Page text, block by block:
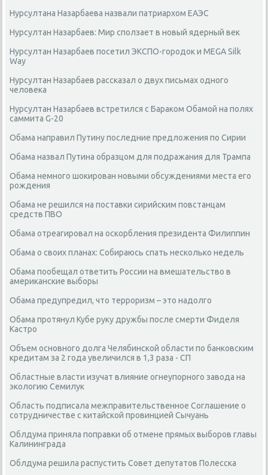
Нурсултана Назарбаева назвали патриархом ЕАЭС
Нурсултан Назарбаев: Мир сползает в новый ядерный век
Нурсултан Назарбаев посетил ЭКСПО-городок и MEGA Silk
Way
Нурсултан Назарбаев рассказал о двух письмах одного
человека
Нурсултан Назарбаев встретился с Бараком Обамой на полях
саммита G-20
Обама направил Путину последние предложения по Сирии
Обама назвал Путина образцом для подражания для Трампа
Обама немного шокирован новыми обсуждениями места его
рождения
Обама не решился на поставки сирийским повстанцам
средств ПВО
Обама отреагировал на оскорбления президента Филиппин
Обама о своих планах: Собираюсь спать несколько недель
Обама пообещал ответить России на вмешательство в
американские выборы
Обама предупредил, что терроризм – это надолго
Обама протянул Кубе руку дружбы после смерти Фиделя
Кастро
Объем основного долга Челябинской области по банковским
кредитам за 2 года увеличился в 1,3 раза - СП
Областные власти изучат влияние огнеупорного завода на
экологию Семилук
Область подписала межправительственное Соглашение о
сотрудничестве с китайской провинцией Сычуань
Облдума приняла поправки об отмене прямых выборов главы
Калининграда
Облдума решила распустить Совет депутатов Полесска